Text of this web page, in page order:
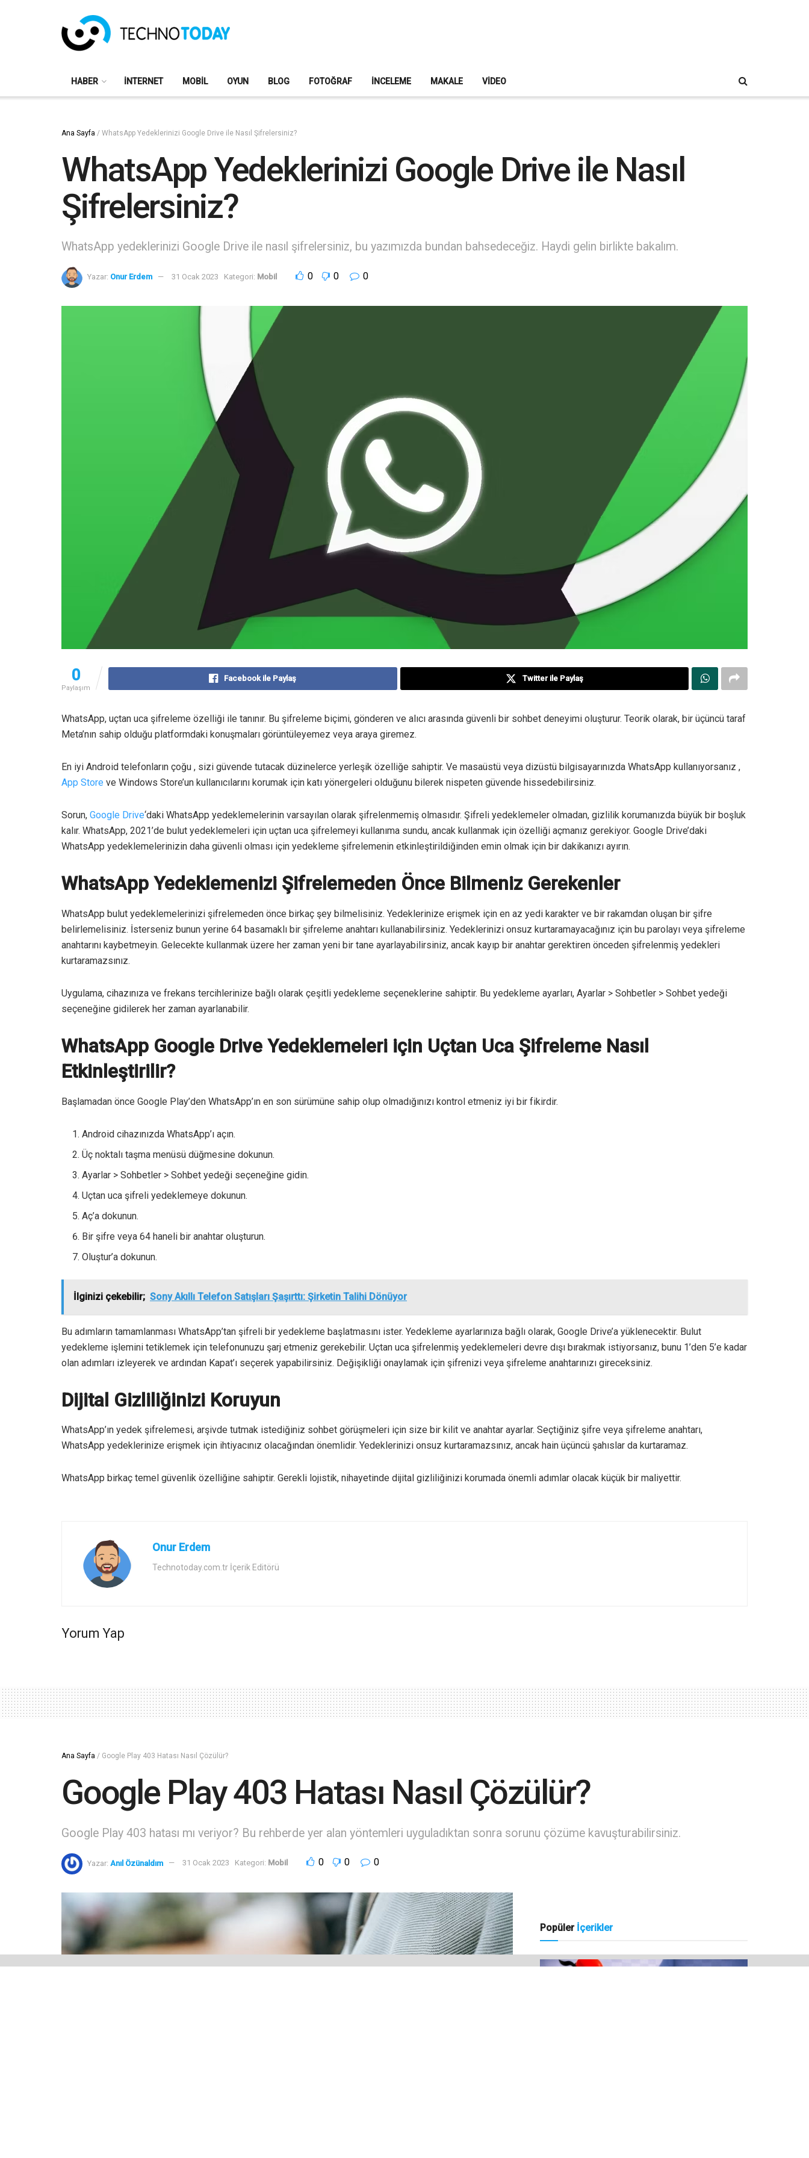
HABER İNTERNET MOBIL OYUN BLOG FOTOĞRAF İNCELEME MAKALE VIDEO
Ana Sayfa / WhatsApp Yedeklerinizi Google Drive ile Nasıl Şifrelersiniz?
WhatsApp Yedeklerinizi Google Drive ile Nasıl
Şifrelersiniz?
WhatsApp yedeklerinizi Google Drive ile nasıl şifrelersiniz, bu yazımızda bundan bahsedeceğiz. Haydi gelin birlikte bakalım.
Yazar: Onur Erdem 31 Ocak 2023 Kategori: Mobil 0 0 0
0
Paylaşım
Facebook ile Paylaş Twitter ile Paylaş
WhatsApp, uçtan uca şifreleme özelliği ile tanınır. Bu şifreleme biçimi, gönderen ve alıcı arasında güvenli bir sohbet deneyimi oluşturur. Teorik olarak, bir üçüncü taraf
Meta’nın sahip olduğu platformdaki konuşmaları görüntüleyemez veya araya giremez.
En iyi Android telefonların çoğu , sizi güvende tutacak düzinelerce yerleşik özelliğe sahiptir. Ve masaüstü veya dizüstü bilgisayarınızda WhatsApp kullanıyorsanız ,
App Store ve Windows Store’un kullanıcılarını korumak için katı yönergeleri olduğunu bilerek nispeten güvende hissedebilirsiniz.
Sorun, Google Drive‘daki WhatsApp yedeklemelerinin varsayılan olarak şifrelenmemiş olmasıdır. Şifreli yedeklemeler olmadan, gizlilik korumanızda büyük bir boşluk
kalır. WhatsApp, 2021’de bulut yedeklemeleri için uçtan uca şifrelemeyi kullanıma sundu, ancak kullanmak için özelliği açmanız gerekiyor. Google Drive’daki
WhatsApp yedeklemelerinizin daha güvenli olması için yedekleme şifrelemenin etkinleştirildiğinden emin olmak için bir dakikanızı ayırın.
WhatsApp Yedeklemenizi Şifrelemeden Önce Bilmeniz Gerekenler
WhatsApp bulut yedeklemelerinizi şifrelemeden önce birkaç şey bilmelisiniz. Yedeklerinize erişmek için en az yedi karakter ve bir rakamdan oluşan bir şifre
belirlemelisiniz. İsterseniz bunun yerine 64 basamaklı bir şifreleme anahtarı kullanabilirsiniz. Yedeklerinizi onsuz kurtaramayacağınız için bu parolayı veya şifreleme
anahtarını kaybetmeyin. Gelecekte kullanmak üzere her zaman yeni bir tane ayarlayabilirsiniz, ancak kayıp bir anahtar gerektiren önceden şifrelenmiş yedekleri
kurtaramazsınız.
Uygulama, cihazınıza ve frekans tercihlerinize bağlı olarak çeşitli yedekleme seçeneklerine sahiptir. Bu yedekleme ayarları, Ayarlar > Sohbetler > Sohbet yedeği
seçeneğine gidilerek her zaman ayarlanabilir.
WhatsApp Google Drive Yedeklemeleri için Uçtan Uca Şifreleme Nasıl
Etkinleştirilir?
Başlamadan önce Google Play’den WhatsApp’ın en son sürümüne sahip olup olmadığınızı kontrol etmeniz iyi bir fikirdir.
Android cihazınızda WhatsApp’ı açın.
Üç noktalı taşma menüsü düğmesine dokunun.
Ayarlar > Sohbetler > Sohbet yedeği seçeneğine gidin.
Uçtan uca şifreli yedeklemeye dokunun.
Aç’a dokunun.
Bir şifre veya 64 haneli bir anahtar oluşturun.
Oluştur’a dokunun.
İlginizi çekebilir; Sony Akıllı Telefon Satışları Şaşırttı: Şirketin Talihi Dönüyor
Bu adımların tamamlanması WhatsApp’tan şifreli bir yedekleme başlatmasını ister. Yedekleme ayarlarınıza bağlı olarak, Google Drive’a yüklenecektir. Bulut
yedekleme işlemini tetiklemek için telefonunuzu şarj etmeniz gerekebilir. Uçtan uca şifrelenmiş yedeklemeleri devre dışı bırakmak istiyorsanız, bunu 1’den 5’e kadar
olan adımları izleyerek ve ardından Kapat’ı seçerek yapabilirsiniz. Değişikliği onaylamak için şifrenizi veya şifreleme anahtarınızı gireceksiniz.
Dijital Gizliliğinizi Koruyun
WhatsApp’ın yedek şifrelemesi, arşivde tutmak istediğiniz sohbet görüşmeleri için size bir kilit ve anahtar ayarlar. Seçtiğiniz şifre veya şifreleme anahtarı,
WhatsApp yedeklerinize erişmek için ihtiyacınız olacağından önemlidir. Yedeklerinizi onsuz kurtaramazsınız, ancak hain üçüncü şahıslar da kurtaramaz.
WhatsApp birkaç temel güvenlik özelliğine sahiptir. Gerekli lojistik, nihayetinde dijital gizliliğinizi korumada önemli adımlar olacak küçük bir maliyettir.
Onur Erdem
Technotoday.com.tr İçerik Editörü
Yorum Yap
Ana Sayfa / Google Play 403 Hatası Nasıl Çözülür?
Google Play 403 Hatası Nasıl Çözülür?
Google Play 403 hatası mı veriyor? Bu rehberde yer alan yöntemleri uyguladıktan sonra sorunu çözüme kavuşturabilirsiniz.
Yazar: Anıl Özünaldım 31 Ocak 2023 Kategori: Mobil 0 0 0
Popüler İçerikler